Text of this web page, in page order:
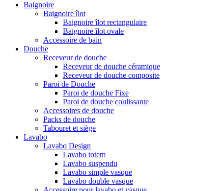
Baignoire
Baignoire îlot
Baignoire îlot rectangulaire
Baignoire îlot ovale
Accessoire de bain
Douche
Receveur de douche
Receveur de douche céramique
Receveur de douche composite
Paroi de Douche
Paroi de douche Fixe
Paroi de douche coulissante
Accessoires de douche
Packs de douche
Tabouret et siège
Lavabo
Lavabo Design
Lavabo totem
Lavabo suspendu
Lavabo simple vasque
Lavabo double vasque